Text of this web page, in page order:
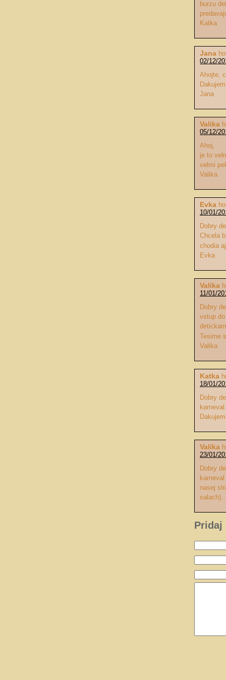
burzu
Katka
Jana
02/12/
Ahojte,
Jana
Valika
05/12/
Ahoj,
je to
velmi
Valika
Evka
10/01/
Dobry
Chcela
chodia
Evka
Valika
11/01/
Dobry
vstup
Tesime
Valika
Katka
18/01/
Dobry
karneval.
Valika
23/01/
Dobry
nasej
Pridaj